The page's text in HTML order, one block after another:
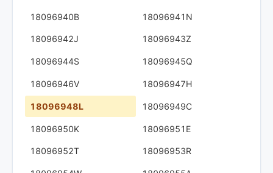
18096940B 18096941N
18096942J 18096943Z
18096944S 18096945Q
18096946V 18096947H
18096948L 18096949C
18096950K 18096951E
18096952T 18096953R